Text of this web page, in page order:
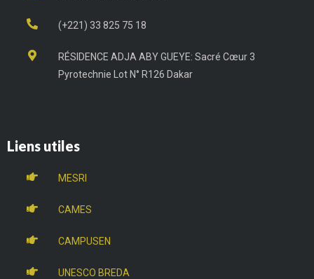
(+221) 33 825 75 18
RÉSIDENCE ADJA ABY GUEYE: Sacré Cœur 3
Pyrotechnie Lot N° R126 Dakar
Liens utiles
MESRI
CAMES
CAMPUSEN
UNESCO BREDA